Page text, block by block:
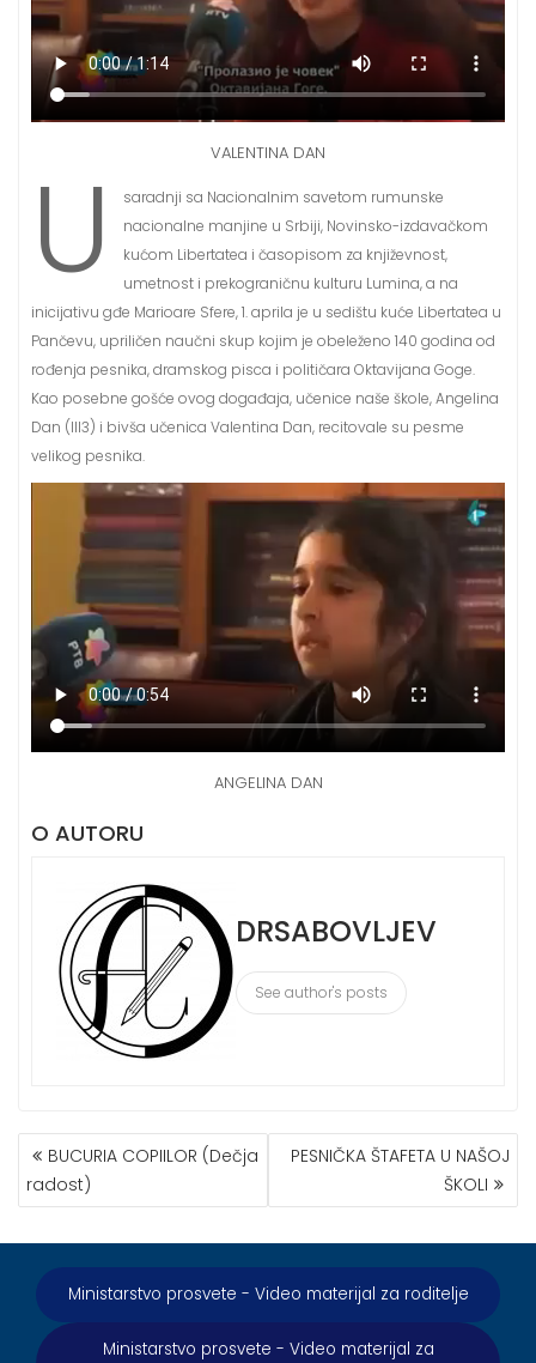
VALENTINA DAN
U
saradnji sa Nacionalnim savetom rumunske
nacionalne manjine u Srbiji, Novinsko-izdavačkom
kućom Libertatea i časopisom za književnost,
umetnost i prekograničnu kulturu Lumina, a na
inicijativu gđe Marioare Sfere, 1. aprila je u sedištu kuće Libertatea u
Pančevu, upriličen naučni skup kojim je obeleženo 140 godina od
rođenja pesnika, dramskog pisca i političara Oktavijana Goge.
Kao posebne gošće ovog događaja, učenice naše škole, Angelina
Dan (III3) i bivša učenica Valentina Dan, recitovale su pesme
velikog pesnika.
ANGELINA DAN
O AUTORU
DRSABOVLJEV
See author's posts
КРЕТАЊЕ
ЧЛАНКА
BUCURIA COPIILOR (Dečja
radost)
PESNIČKA ŠTAFETA U NAŠOJ
ŠKOLI
Ministarstvo prosvete - Video materijal za roditelje
Ministarstvo prosvete - Video materijal za